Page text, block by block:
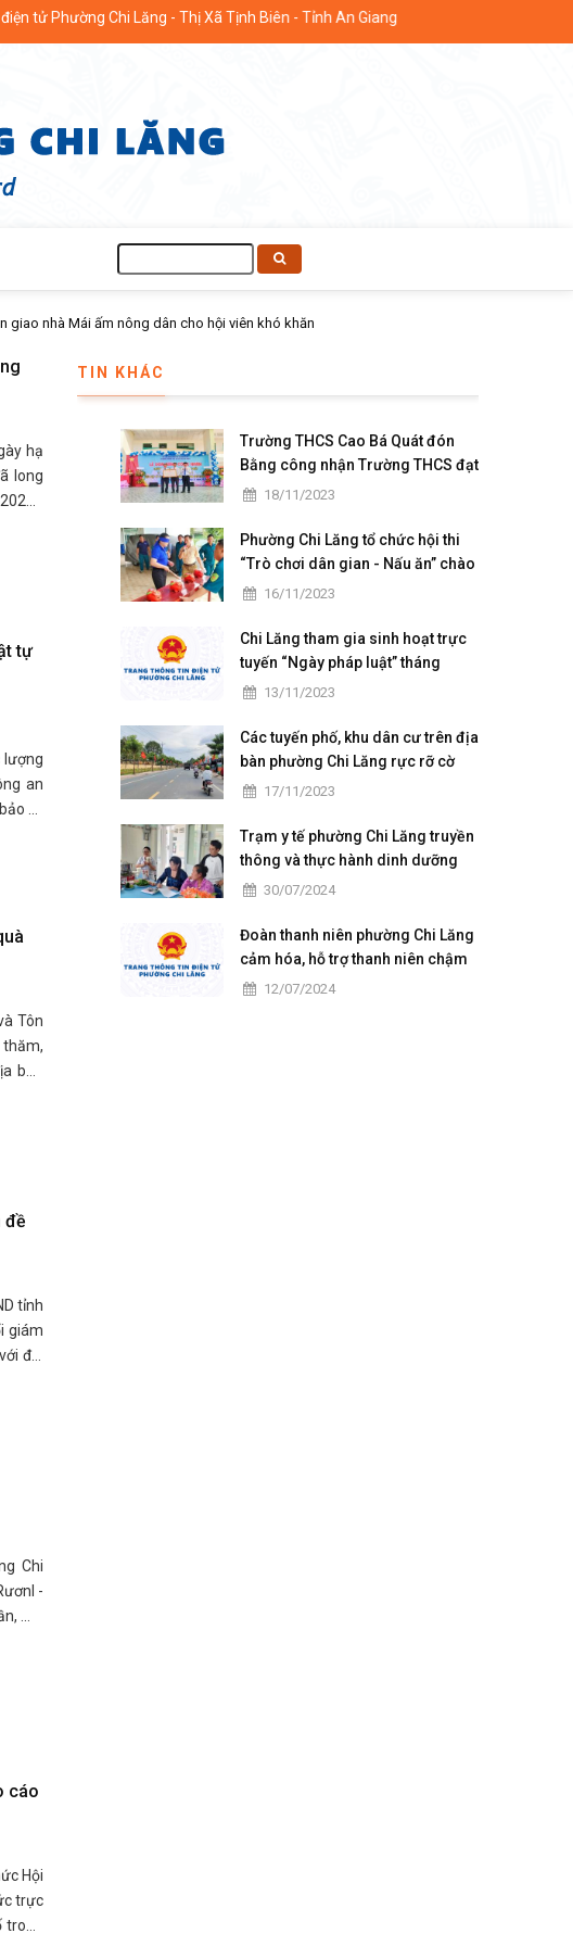
Chi Lăng - Thị Xã Tịnh Biên - Tỉnh An Giang
kiếm
hạ
long
-
tự
lượng
an
vệ
Tôn
bàn
đề
tỉnh
giám
đội
Chi
-
mở
cáo
Hội
trực
TIN KHÁC
Trường THCS Cao Bá Quát đón
Bằng công nhận Trường THCS đạt
chuẩn Quốc gia mức độ I và họp
giáo Việt Nam
18/11/2023
Phường Chi Lăng tổ chức hội thi
“Trò chơi dân gian - Nấu ăn” chào
mừng ngày hội Đại đoàn kết toàn
16/11/2023
Chi Lăng tham gia sinh hoạt trực
tuyến “Ngày pháp luật” tháng
11/2023
13/11/2023
Các tuyến phố, khu dân cư trên địa
bàn phường Chi Lăng rực rỡ cờ
hoa ngày hội Đại đoàn kết toàn
17/11/2023
Trạm y tế phường Chi Lăng truyền
thông và thực hành dinh dưỡng
cho các bà mẹ có con nhỏ trên
30/07/2024
Đoàn thanh niên phường Chi Lăng
cảm hóa, hỗ trợ thanh niên chậm
tiến12/07/2024